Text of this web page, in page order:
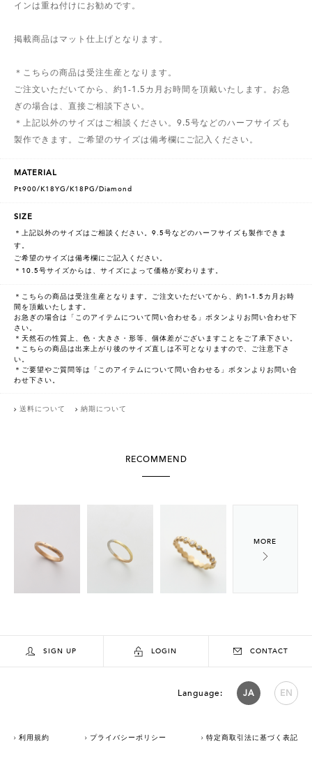
インは重ね付けにお勧めです。
掲載商品はマット仕上げとなります。
＊こちらの商品は受注生産となります。
ご注文いただいてから、約1-1.5カ月お時間を頂戴いたします。お急
ぎの場合は、直接ご相談下さい。
＊上記以外のサイズはご相談ください。9.5号などのハーフサイズも
製作できます。ご希望のサイズは備考欄にご記入ください。
MATERIAL
Pt900/K18YG/K18PG/Diamond
SIZE
＊上記以外のサイズはご相談ください。9.5号などのハーフサイズも製作できま
す。
ご希望のサイズは備考欄にご記入ください。
＊10.5号サイズからは、サイズによって価格が変わります。
＊こちらの商品は受注生産となります。ご注文いただいてから、約1-1.5カ月お時
間を頂戴いたします。
お急ぎの場合は「このアイテムについて問い合わせる」ボタンよりお問い合わせ下
さい。
＊天然石の性質上、色・大きさ・形等、個体差がございますことをご了承下さい。
＊こちらの商品は出来上がり後のサイズ直しは不可となりますので、ご注意下さ
い。
＊ご要望やご質問等は「このアイテムについて問い合わせる」ボタンよりお問い合
わせ下さい。
送料について 納期について
RECOMMEND
SIGN UP LOGIN CONTACT
Language: JA EN
利用規約 プライバシーポリシー 特定商取引法に基づく表記